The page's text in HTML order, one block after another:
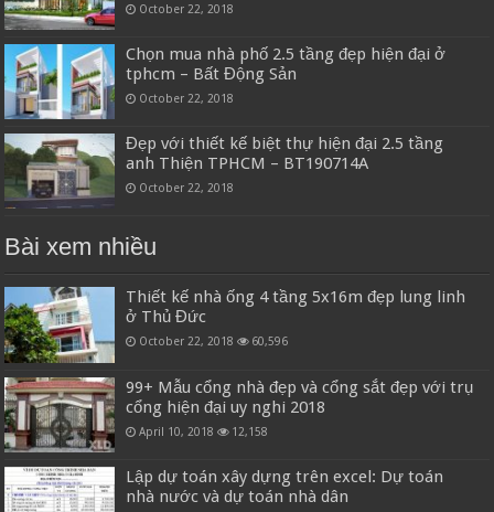
October 22, 2018
Chọn mua nhà phố 2.5 tầng đẹp hiện đại ở
tphcm – Bất Động Sản
October 22, 2018
Đẹp với thiết kế biệt thự hiện đại 2.5 tầng
anh Thiện TPHCM – BT190714A
October 22, 2018
Bài xem nhiều
Thiết kế nhà ống 4 tầng 5x16m đẹp lung linh
ở Thủ Đức
October 22, 2018 60,596
99+ Mẫu cổng nhà đẹp và cổng sắt đẹp với trụ
cổng hiện đại uy nghi 2018
April 10, 2018 12,158
Lập dự toán xây dựng trên excel: Dự toán
nhà nước và dự toán nhà dân